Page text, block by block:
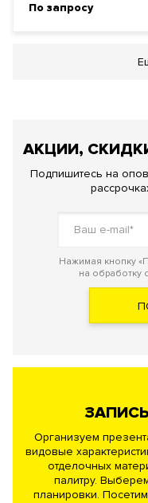
По запросу
АКЦИИ,
Подпишитесь на
Нажимая кнопку
на обработку
Организуем
видовые
отделочных
палитру.
планировки.